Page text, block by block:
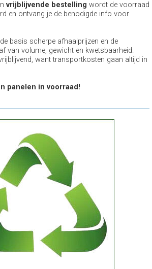
vrijblijvende bestelling wordt de voorraad
en ontvang je de benodigde info voor
basis scherpe afhaalprijzen en de
van volume, gewicht en kwetsbaarheid.
want transportkosten gaan altijd in
panelen in voorraad!